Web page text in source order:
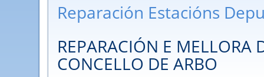
Reparación Estacións
REPARACIÓN E MELLORA
CONCELLO DE ARBO